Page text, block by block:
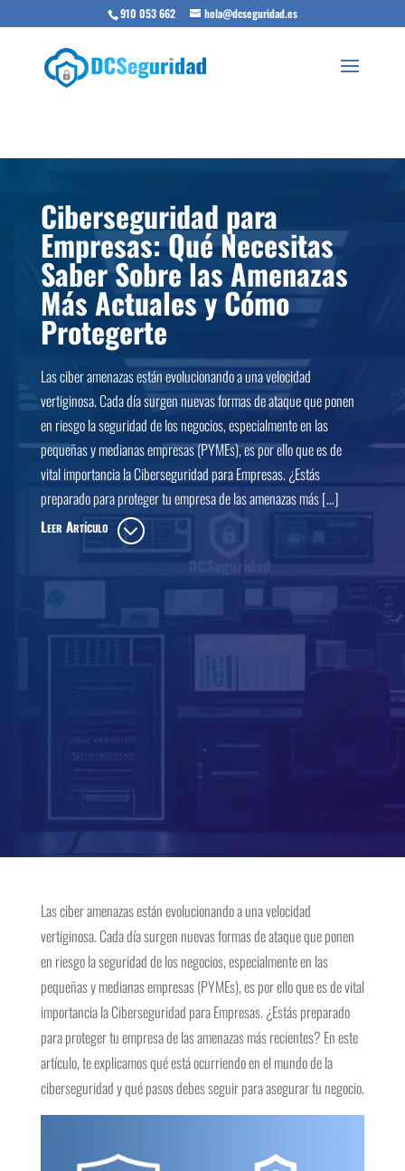
910 053 662 hola@dcseguridad.es
Ciberseguridad para
Empresas: Qué Necesitas
Saber Sobre las Amenazas
Más Actuales y Cómo
Protegerte
Las ciber amenazas están evolucionando a una velocidad
vertiginosa. Cada día surgen nuevas formas de ataque que ponen
en riesgo la seguridad de los negocios, especialmente en las
pequeñas y medianas empresas (PYMEs), es por ello que es de
vital importancia la Ciberseguridad para Empresas. ¿Estás
preparado para proteger tu empresa de las amenazas más […]
Leer Artículo
Las ciber amenazas están evolucionando a una velocidad
vertiginosa. Cada día surgen nuevas formas de ataque que ponen
en riesgo la seguridad de los negocios, especialmente en las
pequeñas y medianas empresas (PYMEs), es por ello que es de vital
importancia la Ciberseguridad para Empresas. ¿Estás preparado
para proteger tu empresa de las amenazas más recientes? En este
artículo, te explicamos qué está ocurriendo en el mundo de la
ciberseguridad y qué pasos debes seguir para asegurar tu negocio.